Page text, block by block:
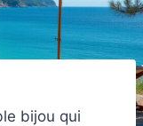
bijou qui